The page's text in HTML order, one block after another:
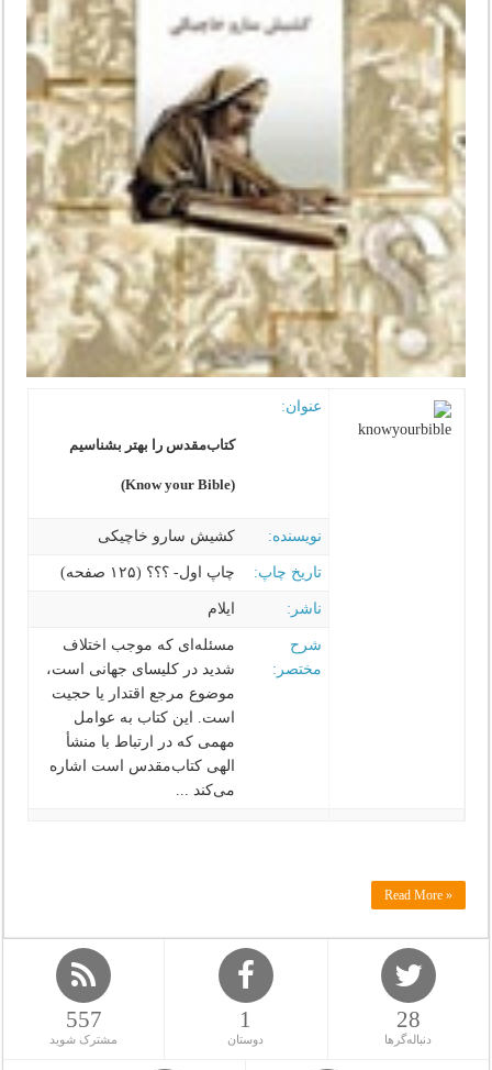
عنوان:
کتاب‌مقدس را بهتر بشناسیم
(Know your Bible)
نویسنده: کشیش سارو خاچیکی‌‌
تاریخ چاپ: چاپ اول- ؟؟؟ (۱۲۵ صفحه)
ناشر: ایلام
شرح
مختصر:
مسئله‌ای که موجب اختلاف
شدید در کلیسای جهانی است‌،
موضوع مرجع اقتدار یا حجیت
است‌. این کتاب به عوامل
مهمی که در ارتباط با منشأ
الهی کتاب‌مقدس است‌ اشاره
می‌کند ...
Read More »
557
مشترک شوید
1
دوستان
28
دنباله‌گرها